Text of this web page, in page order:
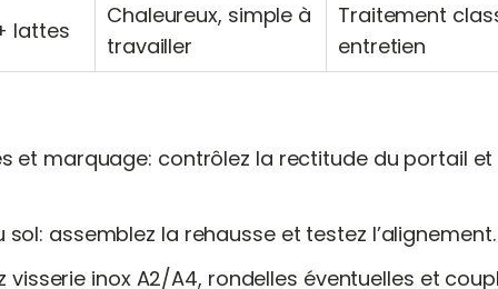
lattes
Chaleureux, simple à
travailler
Traitement
entretien
et marquage: contrôlez la rectitude du portail
sol: assemblez la rehausse et testez l’alignement.
visserie inox A2/A4, rondelles éventuelles et